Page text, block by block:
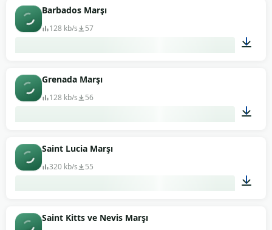
Barbados Marşı
128 kb/s 57
Grenada Marşı
128 kb/s 56
Saint Lucia Marşı
320 kb/s 55
Saint Kitts ve Nevis Marşı